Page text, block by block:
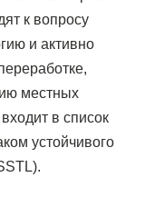
к вопросу
и активно
местных
в список
устойчивого